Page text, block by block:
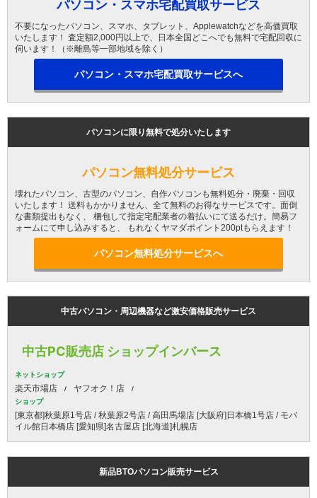
パソコン・スマホ宅配買取サービス
不要になったパソコン、スマホ、タブレット、Applewatchなどを高価買取
いたします！ 査定額2,000円以上で、日本全国どこへでも無料で宅配回収に
伺います！（※離島等一部地域を除く）
パソコン・スマホ宅配買取サービスへ
パソコンに限り無料で処分いたします
パソコン無料処分サービス
壊れたパソコン、古型のパソコン、自作パソコンも無料処分・廃棄・回収
いたします！ 送料もかかりません、全て無料のお得なサービスです。面倒
な書類提出もなく、 梱包して指定宅配業者の着払いにて送るだけ。簡易フ
ォームにて申し込みすると、 もれなくヤマダポイント200ptもらえます！
パソコン無料処分サービスへ
中古パソコン・周辺機器など激安価格販売サービス
中古PC販売店 ショップインバース
ネットショップ
楽天市場店 ヤフオク！店
ショップ
[東京都]秋葉原1号店 / 秋葉原2号店 / 高田馬場店 [大阪府]日本橋1号店 / モバ
イル館日本橋店 [愛知県]名古屋店 [北海道]札幌店
新品BTOパソコン販売サービス